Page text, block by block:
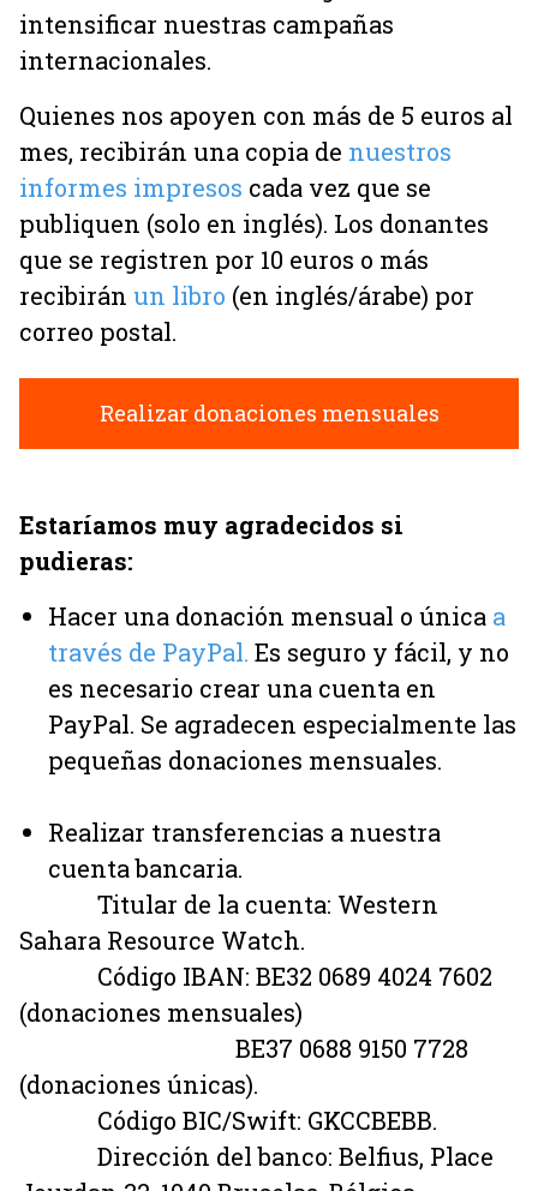
intensificar nuestras campañas
internacionales.
Quienes nos apoyen con más de 5 euros al
mes, recibirán una copia de nuestros
informes impresos cada vez que se
publiquen (solo en inglés). Los donantes
que se registren por 10 euros o más
recibirán un libro (en inglés/árabe) por
correo postal.
Realizar donaciones mensuales
Estaríamos muy agradecidos si
pudieras:
Hacer una donación mensual o única a
través de PayPal. Es seguro y fácil, y no
es necesario crear una cuenta en
PayPal. Se agradecen especialmente las
pequeñas donaciones mensuales.
Realizar transferencias a nuestra
cuenta bancaria.
Titular de la cuenta: Western
Sahara Resource Watch.
Código IBAN: BE32 0689 4024 7602
(donaciones mensuales)
BE37 0688 9150 7728
(donaciones únicas).
Código BIC/Swift: GKCCBEBB.
Dirección del banco: Belfius, Place